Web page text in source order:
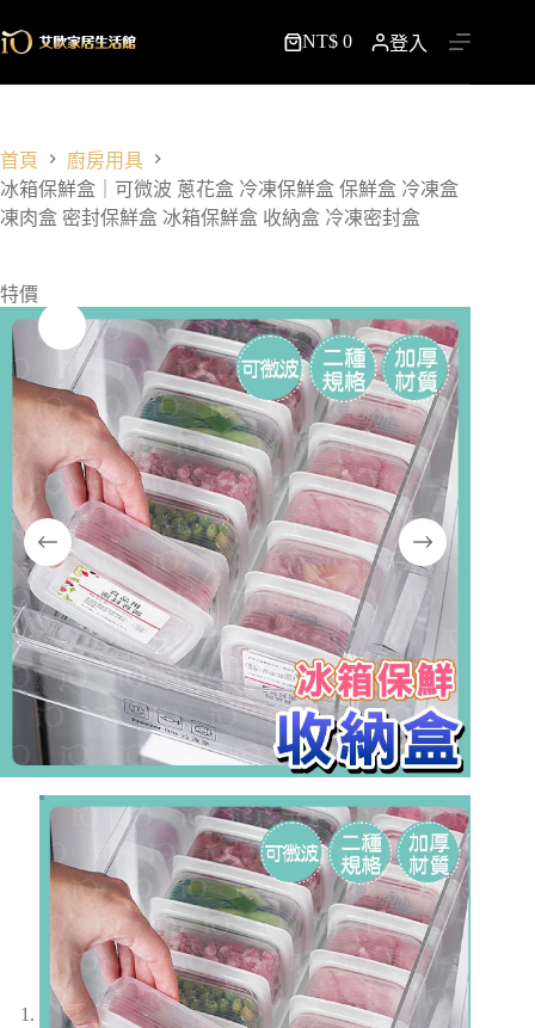
至
容
購
物
NT$ 0 登入
首頁
廚房用具
冰箱保鮮盒｜可微波 蔥花盒 冷凍保鮮盒 保鮮盒 冷凍盒
凍肉盒 密封保鮮盒 冰箱保鮮盒 收納盒 冷凍密封盒
特價